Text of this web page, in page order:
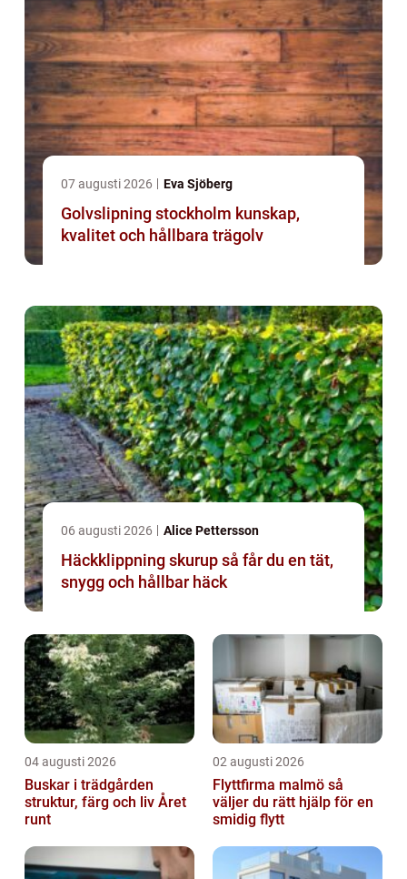
07 augusti 2026 Eva Sjöberg
Golvslipning stockholm kunskap,
kvalitet och hållbara trägolv
06 augusti 2026 Alice Pettersson
Häckklippning skurup så får du en tät,
snygg och hållbar häck
04 augusti 2026
Buskar i trädgården
struktur, färg och liv Året
runt
02 augusti 2026
Flyttfirma malmö så
väljer du rätt hjälp för en
smidig flytt